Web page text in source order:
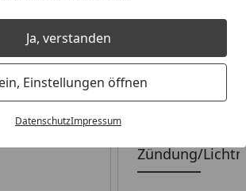
Ja, verstanden
Einstellungen öffnen
DatenschutzImpressum
Zündung/